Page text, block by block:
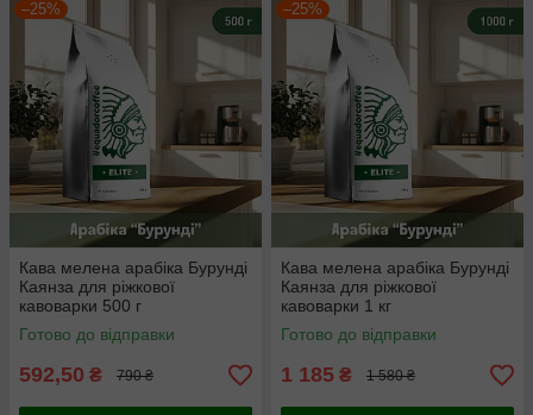
–25%
Кава мелена арабіка Бурунді
Каянза для ріжкової
кавоварки 500 г
Готово до відправки
592,50 ₴ 790 ₴
–25%
Кава мелена арабіка Бурунді
Каянза для ріжкової
кавоварки 1 кг
Готово до відправки
1 185 ₴ 1 580 ₴